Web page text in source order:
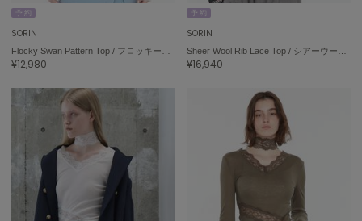
SOMEWHERE BUTTER.
サムウェアバター
SORIN
ソリン
Stylevoice for xxx
スタイルヴォイスフォー
SUICOKE
スイコック
SUPERGA
スペルガ
予 約
SORIN
¥12,980
予 約
SORIN
¥16,940